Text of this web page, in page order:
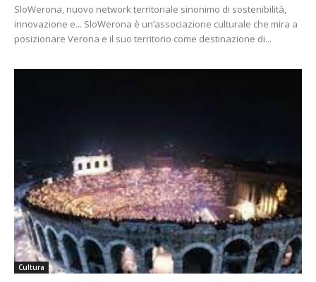
SloWerona, nuovo network territoriale sinonimo di sostenibilità,
innovazione e... SloWerona è un’associazione culturale che mira a
posizionare Verona e il suo territorio come destinazione di...
Cultura